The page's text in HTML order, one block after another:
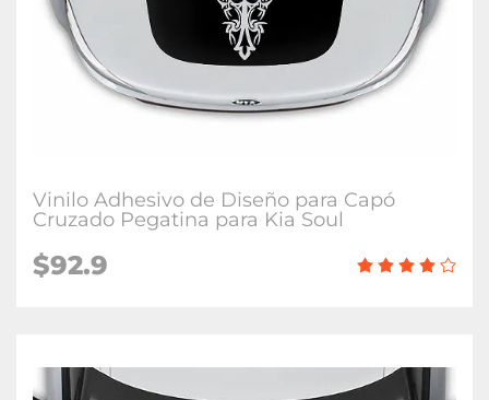
Vinilo Adhesivo de Diseño para Capó
Cruzado Pegatina para Kia Soul
$92.9